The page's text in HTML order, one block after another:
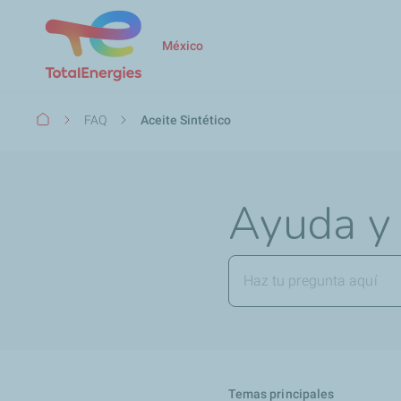
México
Ruta
FAQ Aceite Sintético
Ayuda
Temas principales